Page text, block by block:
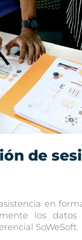
de
en
los
SoWeSoft.